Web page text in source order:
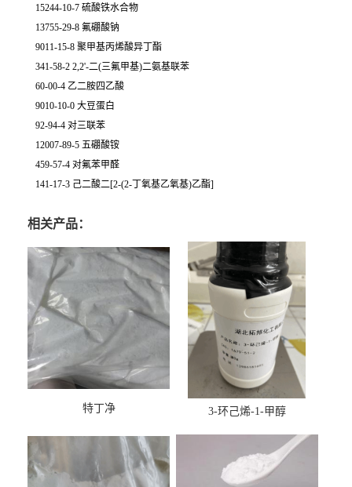
15244-10-7 硫酸铁水合物
13755-29-8 氟硼酸钠
9011-15-8 聚甲基丙烯酸异丁酯
341-58-2 2,2'-二(三氟甲基)二氨基联苯
60-00-4 乙二胺四乙酸
9010-10-0 大豆蛋白
92-94-4 对三联苯
12007-89-5 五硼酸铵
459-57-4 对氟苯甲醛
141-17-3 己二酸二[2-(2-丁氧基乙氧基)乙酯]
相关产品：
特丁净 3-环己烯-1-甲醇